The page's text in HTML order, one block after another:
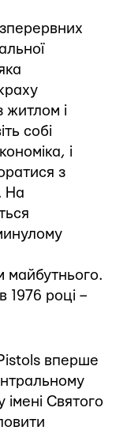
житлом і
собі
і
з
На
майбутнього.
1976 році –
вперше
Святого